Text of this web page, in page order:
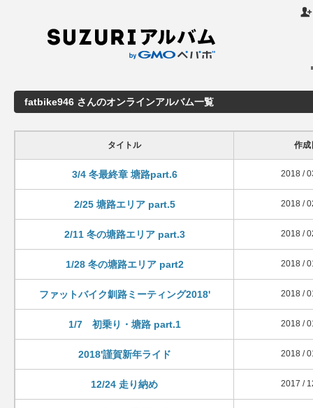

fatbike946 さんのオンラインアルバム一覧
タイトル 作成
3/4 冬最終章 塘路part.6 2018 /
2/25 塘路エリア part.5 2018 /
2/11 冬の塘路エリア part.3 2018 /
1/28 冬の塘路エリア part2 2018 /
ファットバイク釧路ミーティング2018' 2018 /
1/7 初乗り・塘路 part.1 2018 /
2018'謹賀新年ライド 2018 /
12/24 走り納め 2017 /